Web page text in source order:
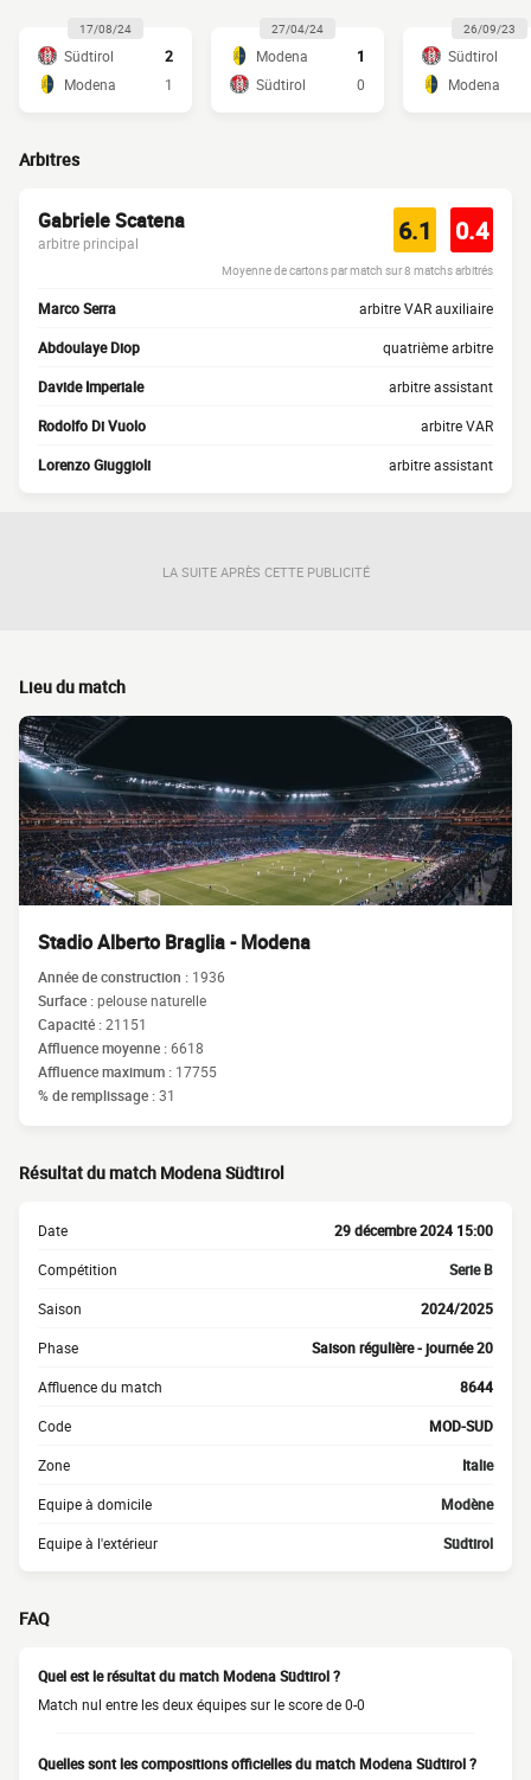
17/08/24
Südtirol
2
Modena
1
27/04/24
Modena
1
Südtirol
0
26/09/23
Südtirol
Modena
Arbitres
Gabriele Scatena
arbitre principal 6.1 0.4
Moyenne de cartons par match sur 8 matchs arbitrés
Marco Serra arbitre VAR auxiliaire
Abdoulaye Diop quatrième arbitre
Davide Imperiale arbitre assistant
Rodolfo Di Vuolo arbitre VAR
Lorenzo Giuggioli arbitre assistant
LA SUITE APRÈS CETTE PUBLICITÉ
Lieu du match
Stadio Alberto Braglia - Modena
Année de construction : 1936
Surface :pelouse naturelle
Capacité :21151
Affluence moyenne :6618
Affluence maximum : 17755
% de remplissage :31
Résultat du match Modena Südtirol
Date 29 décembre 2024 15:00
Compétition Serie B
Saison 2024/2025
Phase Saison régulière - journée 20
Affluence du match 8644
Code MOD-SUD
Zone Italie
Equipe à domicile Modène
Equipe à l'extérieur Südtirol
FAQ
Quel est le résultat du match Modena Südtirol ?
Match nul entre les deux équipes sur le score de 0-0
Quelles sont les compositions officielles du match Modena Südtirol ?